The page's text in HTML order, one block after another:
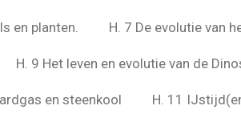
en planten. H. 7 De evolutie van
H. 9 Het leven en evolutie van de
en steenkool H. 11